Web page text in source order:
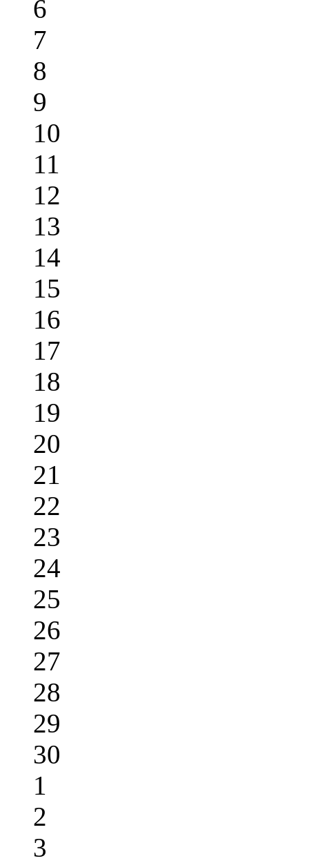
6
7
8
9
10
11
12
13
14
15
16
17
18
19
20
21
22
23
24
25
26
27
28
29
30
1
2
3